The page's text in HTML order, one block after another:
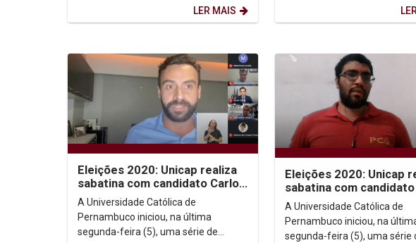
LER MAIS
Eleições 2020: Unicap realiza
sabatina com candidato Carlos
Andrade Lima (PSL)
A Universidade Católica de
Pernambuco iniciou, na última
segunda-feira (5), uma série de
Eleições 2020: Unicap
sabatina com
Assis (PCO)
A Universidade Católica de
Pernambuco iniciou, na
segunda-feira (5), uma série